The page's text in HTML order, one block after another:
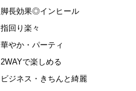
脚長効果◎インヒール
指回り楽々
華やか・パーティ
2WAYで楽しめる
ビジネス・きちんと綺麗